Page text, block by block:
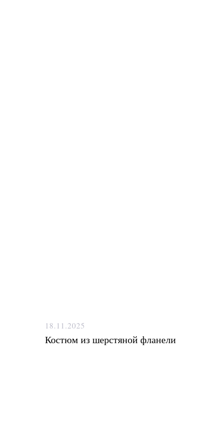
18.11.2025
Костюм из шерстяной фланели